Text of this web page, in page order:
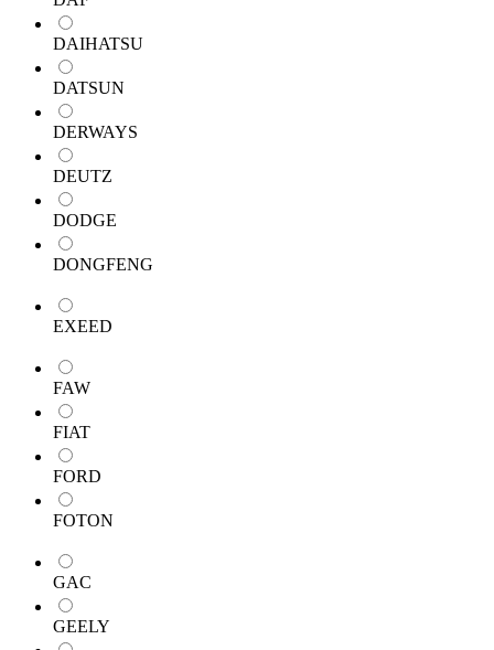
DAIHATSU
DATSUN
DERWAYS
DEUTZ
DODGE
DONGFENG
EXEED
FAW
FIAT
FORD
FOTON
GAC
GEELY